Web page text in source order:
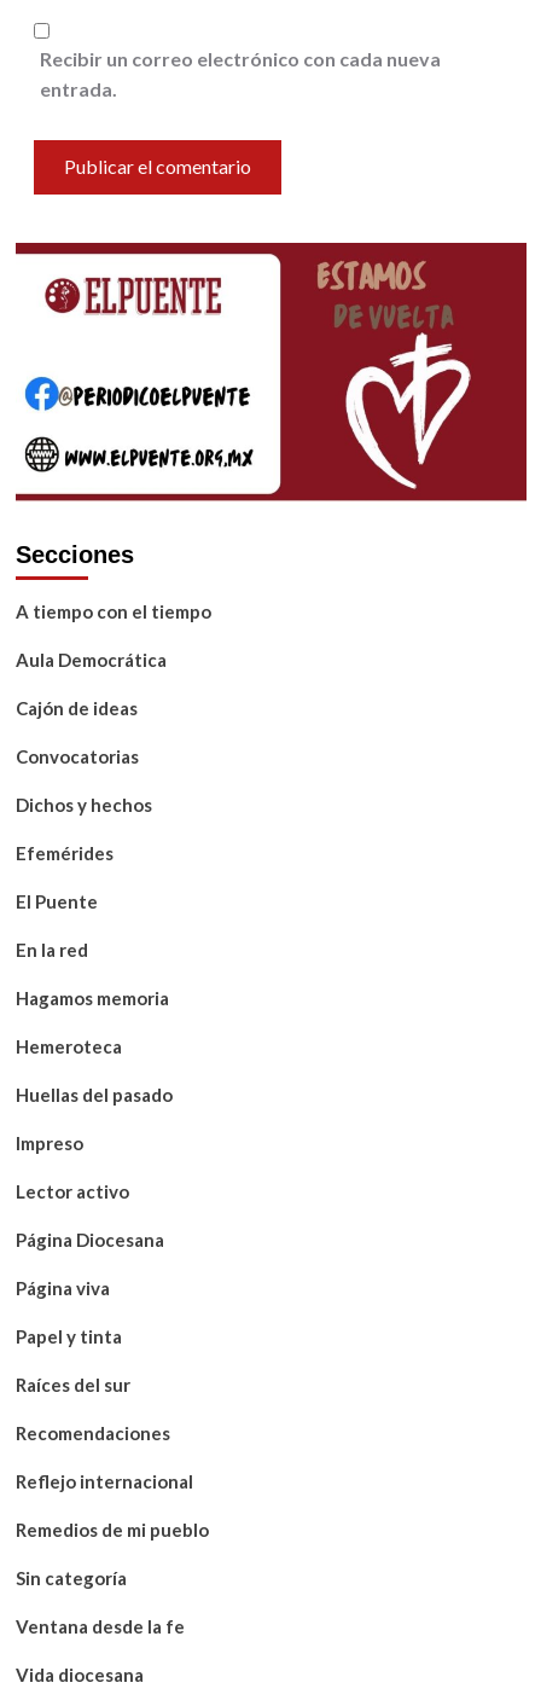
Recibir un correo electrónico con cada nueva
entrada.
Secciones
A tiempo con el tiempo
Aula Democrática
Cajón de ideas
Convocatorias
Dichos y hechos
Efemérides
El Puente
En la red
Hagamos memoria
Hemeroteca
Huellas del pasado
Impreso
Lector activo
Página Diocesana
Página viva
Papel y tinta
Raíces del sur
Recomendaciones
Reflejo internacional
Remedios de mi pueblo
Sin categoría
Ventana desde la fe
Vida diocesana